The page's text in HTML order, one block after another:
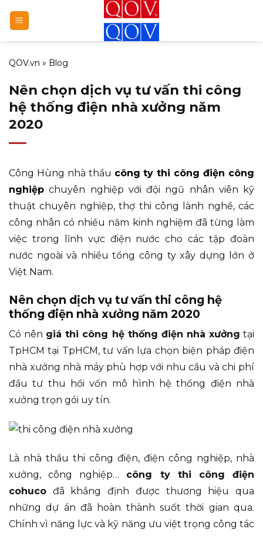
qua
nội
dung
QOV.vn » Blog
Nên chọn dịch vụ tư vấn thi công
hệ thống điện nhà xưởng năm
2020
Công Hùng nhà thầu công ty thi công điện công
nghiệp chuyên nghiệp với đội ngũ nhân viên kỹ
thuật chuyên nghiệp, thợ thi công lành nghề, các
công nhân có nhiều năm kinh nghiệm đã từng làm
việc trong lĩnh vực điện nước cho các tập đoàn
nước ngoài và nhiều tổng công ty xây dựng lớn ở
Việt Nam.
Nên chọn dịch vụ tư vấn thi công hệ
thống điện nhà xưởng năm 2020
Có nên giá thi công hệ thống điện nhà xưởng tại
TpHCM tại TpHCM, tư vấn lựa chọn biện pháp điện
nhà xưởng nhà máy phù hợp với nhu cầu và chi phí
đầu tư thu hồi vốn mô hình hệ thống điện nhà
xưởng trọn gói uy tín.
Là nhà thầu thi công điện, điện công nghiệp, nhà
xưởng, công nghiệp… công ty thi công điện
cohuco đã khẳng định được thương hiệu qua
những dự án đã hoàn thành suốt thời gian qua.
Chính vì năng lực và kỹ năng ưu việt trọng công tác